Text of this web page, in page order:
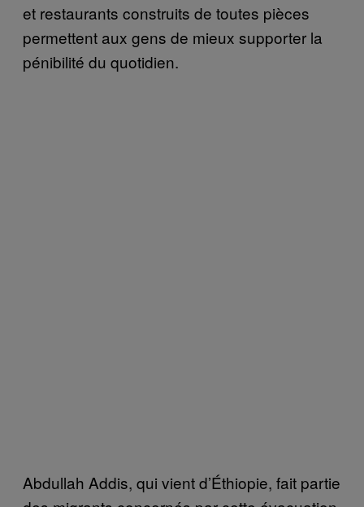
et restaurants construits de toutes pièces
permettent aux gens de mieux supporter la
pénibilité du quotidien.
Abdullah Addis, qui vient d’Éthiopie, fait partie